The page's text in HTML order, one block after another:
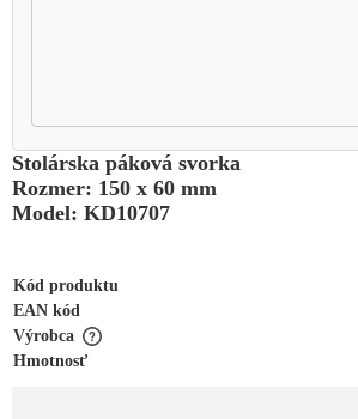
Stolárska páková svorka
Rozmer: 150 x 60 mm
Model: KD10707
Kód produktu
EAN kód
Výrobca
Hmotnosť